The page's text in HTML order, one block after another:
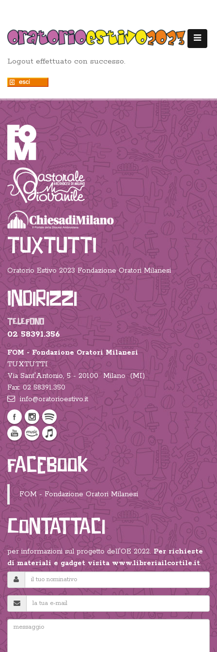
Logout effettuato con successo.
TUXTUTTI
Oratorio Estivo 2023 Fondazione Oratori Milanesi
Indirizzi
TELEFONO
02 58391.356
FOM - Fondazione Oratori Milanesi
TUXTUTTI
Via Sant'Antonio, 5 - 20100 Milano (MI)
Fax: 02 58391.350
info@oratorioestivo.it
Facebook
FOM - Fondazione Oratori Milanesi
Contattaci
per informazioni sul progetto dell'OE 2022. Per richieste
di materiali e gadget visita www.libreriailcortile.it.